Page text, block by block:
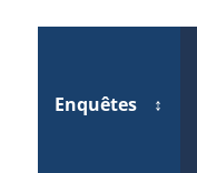
Enquêtes ↕